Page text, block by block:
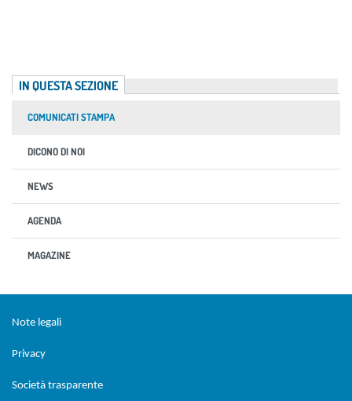
IN QUESTA SEZIONE
COMUNICATI STAMPA
DICONO DI NOI
NEWS
AGENDA
MAGAZINE
Note legali
Privacy
Società trasparente